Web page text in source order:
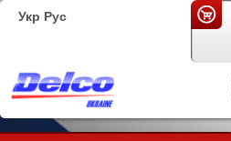
Укр Рус